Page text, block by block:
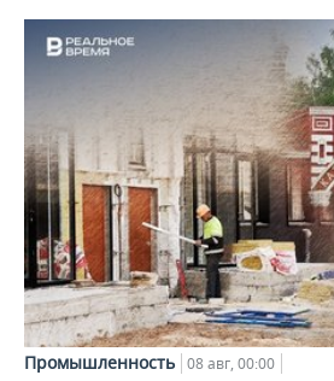
Промышленность 08 авг, 00:00